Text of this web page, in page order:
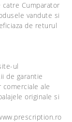
catre Cumparator
vandute si
de returul
ul
de garantie
ale
originale si